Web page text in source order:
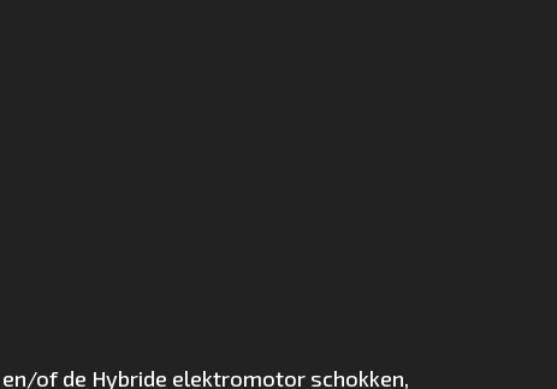
of de Hybride elektromotor schokken,